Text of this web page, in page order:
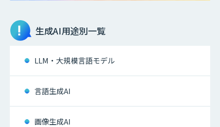
生成AI用途別一覧
LLM・大規模言語モデル
言語生成AI
画像生成AI